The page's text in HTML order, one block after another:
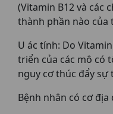
(Vitamin B12 và các
thành phần nào của
U ác tính: Do
triển của các mô có
nguy cơ thúc đẩy sự
Bệnh nhân có cơ địa